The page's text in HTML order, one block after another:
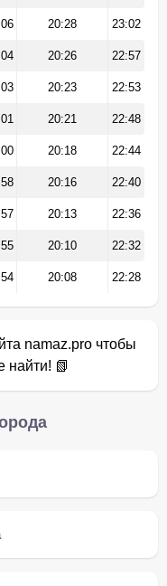
20:28 23:02
20:26 22:57
20:23 22:53
20:21 22:48
20:18 22:44
20:16 22:40
20:13 22:36
20:10 22:32
20:08 22:28
namaz.pro чтобы
найти! 📗